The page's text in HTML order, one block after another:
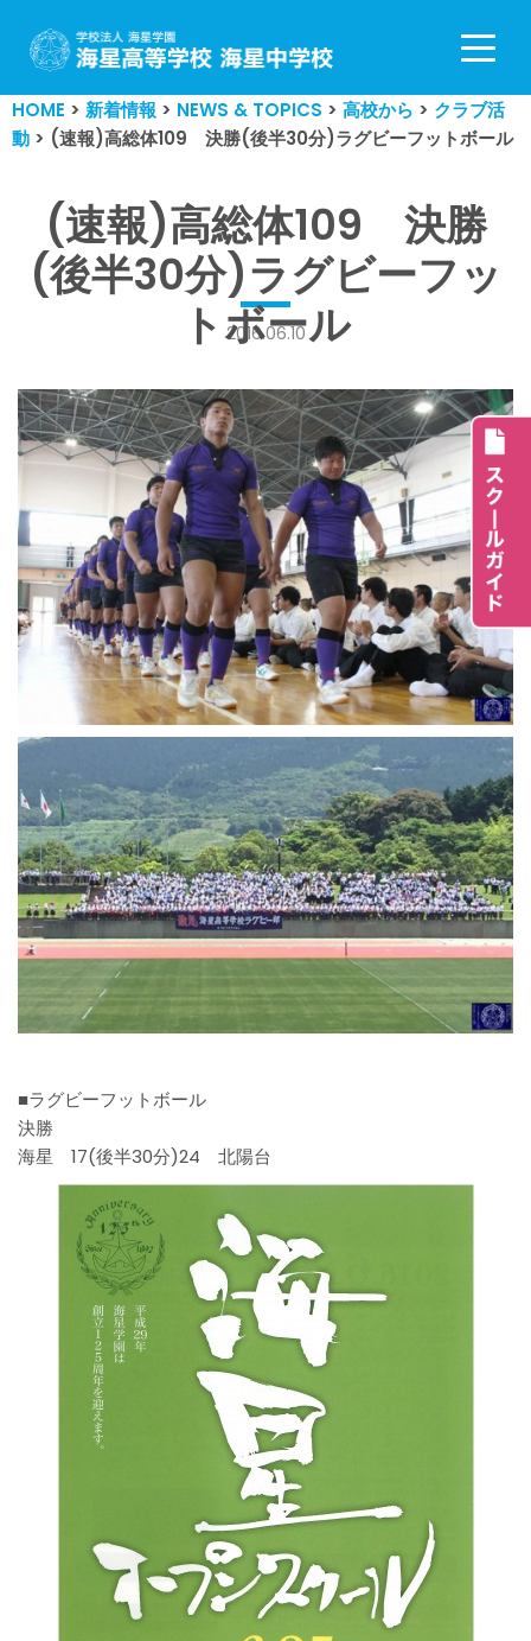
コ
ン
テ
ン
キ
ッ
HOME > 新着情報 > NEWS & TOPICS > 高校から > クラブ活
動 > (速報)高総体109 決勝(後半30分)ラグビーフットボール
(速報)高総体109 決勝
(後半30分)ラグビーフッ
トボール
2016.06.10
■ラグビーフットボール
決勝
海星 17(後半30分)24 北陽台